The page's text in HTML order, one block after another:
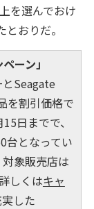
を選んでおけ
おりだ。
ーン」
Seagate
を割引価格で
日までで、
台となってい
象販売店は
しくはキャ
した